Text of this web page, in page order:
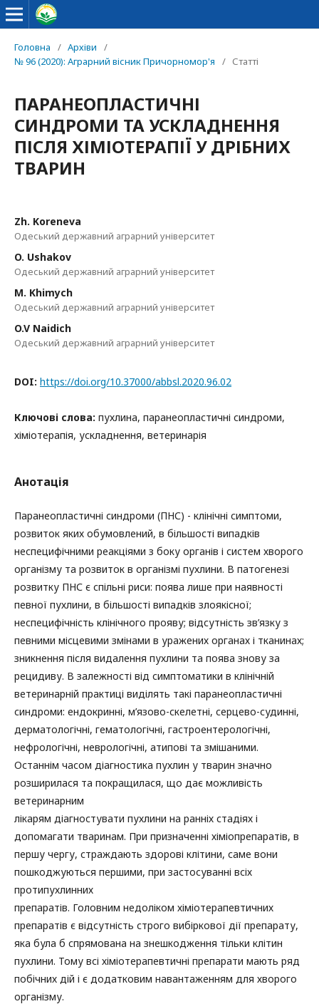
Головна / Архіви
/
№ 96 (2020): Аграрний вісник Причорномор'я
/ Статті
ПАРАНЕОПЛАСТИЧНІ
СИНДРОМИ ТА УСКЛАДНЕННЯ
ПІСЛЯ ХІМІОТЕРАПІЇ У ДРІБНИХ
ТВАРИН
Zh. Koreneva
Одеський державний аграрний університет
O. Ushakov
Одеський державний аграрний університет
M. Khimych
Одеський державний аграрний університет
O.V Naidich
Одеський державний аграрний університет
DOI: https://doi.org/10.37000/abbsl.2020.96.02
Ключові слова: пухлина, паранеопластичні синдроми,
хіміотерапія, ускладнення, ветеринарія
Анотація
Паранеопластичні синдроми (ПНС) - клінічні симптоми,
розвиток яких обумовлений, в більшості випадків
неспецифічними реакціями з боку органів і систем хворого
організму та розвиток в організмі пухлини. В патогенезі
розвитку ПНС є спільні риси: поява лише при наявності
певної пухлини, в більшості випадків злоякісної;
неспецифічність клінічного прояву; відсутність зв’язку з
певними місцевими змінами в уражених органах і тканинах;
зникнення після видалення пухлини та поява знову за
рецидиву. В залежності від симптоматики в клінічній
ветеринарній практиці виділять такі паранеопластичні
синдроми: ендокринні, м’язово-скелетні, серцево-судинні,
дерматологічні, гематологічні, гастроентерологічні,
нефрологічні, неврологічні, атипові та змішаними.
Останнім часом діагностика пухлин у тварин значно
розширилася та покращилася, що дає можливість
ветеринарним
лікарям діагностувати пухлини на ранніх стадіях і
допомагати тваринам. При призначенні хіміопрепаратів, в
першу чергу, страждають здорові клітини, саме вони
пошкоджуються першими, при застосуванні всіх
протипухлинних
препаратів. Головним недоліком хіміотерапевтичних
препаратів є відсутність строго вибіркової дії препарату,
яка була б спрямована на знешкодження тільки клітин
пухлини. Тому всі хіміотерапевтичні препарати мають ряд
побічних дій і є додатковим навантаженням для хворого
організму.